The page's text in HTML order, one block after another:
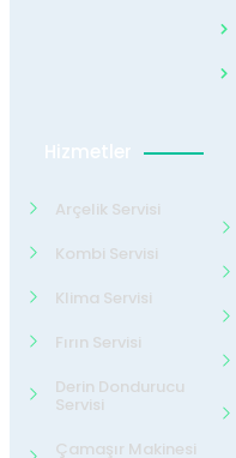
Hizmetler
Arçelik Servisi
Kombi Servisi
Klima Servisi
Fırın Servisi
Derin Dondurucu
Servisi
Çamaşır Makinesi